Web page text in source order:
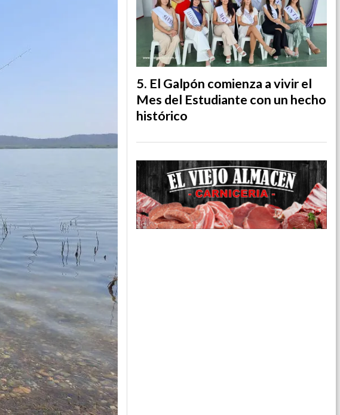
El Galpón comienza a vivir el
Mes del Estudiante con un hecho
histórico